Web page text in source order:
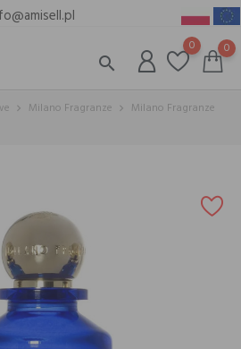
search
0 0
Milano Fragranze
Milano Fragranze